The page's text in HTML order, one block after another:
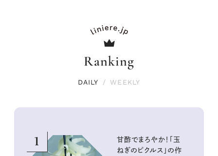
Ranking
DAILY / WEEKLY
1
甘酢でまろやか！「玉
ねぎのピクルス」の作